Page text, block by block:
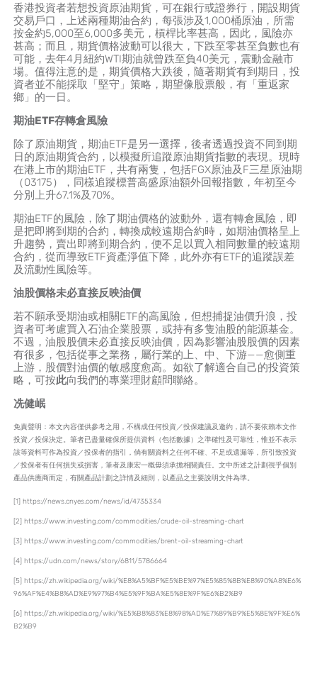
香港投資者若想投資原油期貨，可在銀行或證券行，開設期貨
交易戶口，上述兩種期油合約，每張涉及1,000桶原油，所需
按金約5,000至6,000多美元，槓桿比率甚高，因此，風險亦
甚高；而且，期貨價格波動可以很大，下跌至零甚至負數也有
可能，去年4月紐約WTI期油就曾跌至負40美元，震動金融市
場。值得注意的是，期貨價格大跌後，隨著期貨有到期日，投
資者並不能採取「堅守」策略，期望像股票般，有「重返家
鄉」的一日。
期油ETF存轉倉風險
除了原油期貨，期油ETF是另一選擇，後者透過投資不同到期
日的原油期貨合約，以模擬所追蹤原油期貨指數的表現。現時
在港上市的期油ETF，共有兩隻，包括FGX原油及F三星原油期
（03175），同樣追蹤標普高盛原油額外回報指數，年初至今
分別上升67.1%及70%。
期油ETF的風險，除了期油價格的波動外，還有轉倉風險，即
是把即將到期的合約，轉換成較遠期合約時，如期油價格呈上
升趨勢，賣出即將到期合約，便不足以買入相同數量的較遠期
合約，從而導致ETF資產淨值下降，此外亦有ETF的追蹤誤差
及流動性風險等。
油股價格未必直接反映油價
若不願承受期油或相關ETF的高風險，但想捕捉油價升浪，投
資者可考慮買入石油企業股票，或持有多隻油股的能源基金。
不過，油股股價未必直接反映油價，因為影響油股股價的因素
有很多，包括從事之業務，屬行業的上、中、下游——愈側重
上游，股價對油價的敏感度愈高。如欲了解適合自己的投資策
略，可按此向我們的專業理財顧問聯絡。
冼健岷
免責聲明：本文內容僅供參考之用，不構成任何投資／投保建議及邀約，請不要依賴本文作
投資／投保決定。筆者已盡量確保所提供資料（包括數據）之準確性及可靠性，惟並不表示
該等資料可作為投資／投保者的指引，倘有關資料之任何不確、不足或遺漏等，所引致投資
／投保者有任何損失或損害，筆者及康宏一概毋須承擔相關責任。文中所述之計劃視乎個別
產品供應商而定，有關產品計劃之詳情及細則，以產品之主要說明文件為準。
[1] https://news.cnyes.com/news/id/4735334
[2] https://www.investing.com/commodities/crude-oil-streaming-chart
[3] https://www.investing.com/commodities/brent-oil-streaming-chart
[4] https://udn.com/news/story/6811/5786664
[5] https://zh.wikipedia.org/wiki/%E8%A5%BF%E5%BE%97%E5%85%8B%E8%90%A8%E6%
96%AF%E4%B8%AD%E9%97%B4%E5%9F%BA%E5%8E%9F%E6%B2%B9
[6] https://zh.wikipedia.org/wiki/%E5%B8%83%E8%98%AD%E7%89%B9%E5%8E%9F%E6%
B2%B9